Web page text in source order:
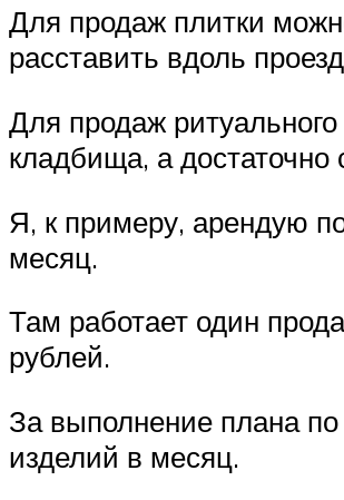
Для продаж плитки
расставить вдоль
Для продаж
кладбища, а
Я, к примеру, арендую
месяц.
Там работает один
рублей.
За выполнение плана
изделий в месяц.